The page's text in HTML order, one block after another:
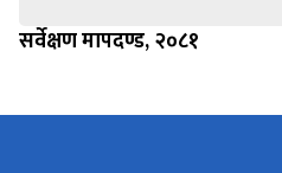
सर्वेक्षण मापदण्ड, २०८१